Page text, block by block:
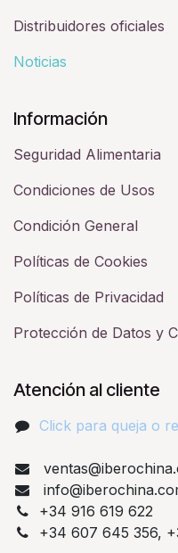
Distribuidores oficiales
Noticias
Información
Seguridad Alimentaria
Condiciones de Usos
Condición General
Políticas de Cookies
Políticas de Privacidad
Protección de Datos y
Atención al cliente
Click para queja o
+34 916 619 622
+34 607 645 356,